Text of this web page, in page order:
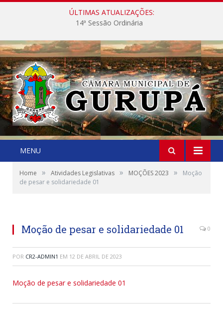
ÚLTIMAS ATUALIZAÇÕES:
14ª Sessão Ordinária
MENU
Home » Atividades Legislativas » MOÇÕES 2023 »
Moção
de pesar e solidariedade 01
Moção de pesar e solidariedade 01 0
POR CR2-ADMIN1 EM 12 DE ABRIL DE 2023
Moção de pesar e solidariedade 01